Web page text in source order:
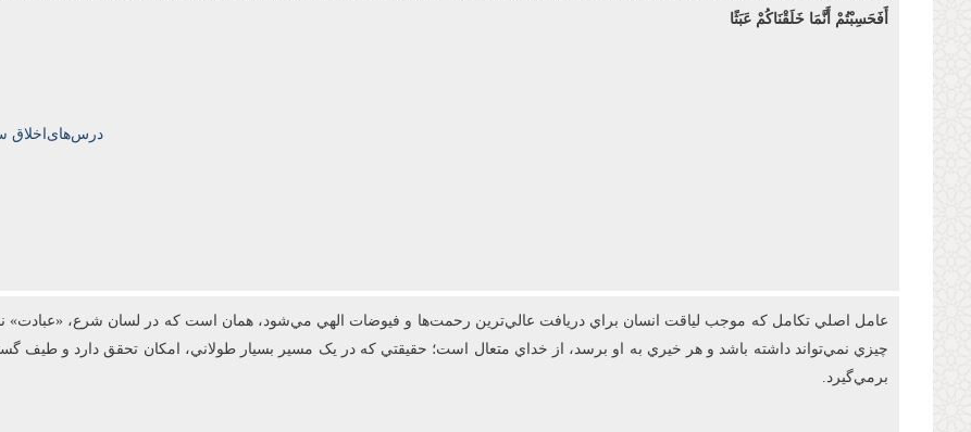
أَفَحَسِبْتُمْ أَنَّمَا خَلَقْنَاكُمْ عَبَثًا
درس‌های‌اخلاق
عامل اصلي تکامل که موجب لياقت انسان براي دريافت عالي‌ترين رحمت‌ها و فيوضات الهي مي‌شود، همان است که در لسان شرع، «عبادت»
چيزي نمي‌تواند داشته باشد و هر خيري به او برسد، از خداي متعال است؛ حقيقتي که در يک مسير بسيار طولاني، امکان تحقق دارد و طيف
برمي‌گيرد.